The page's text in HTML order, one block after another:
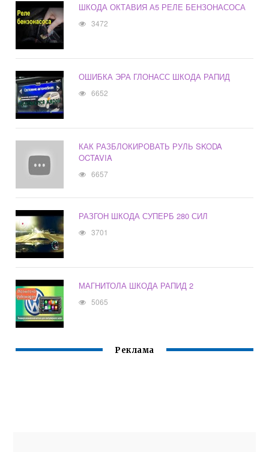
ШКОДА ОКТАВИЯ А5 РЕЛЕ БЕНЗОНАСОСА
3472
ОШИБКА ЭРА ГЛОНАСС ШКОДА РАПИД
6652
КАК РАЗБЛОКИРОВАТЬ РУЛЬ SKODA
OCTAVIA
6657
РАЗГОН ШКОДА СУПЕРБ 280 СИЛ
3701
МАГНИТОЛА ШКОДА РАПИД 2
5065
Реклама